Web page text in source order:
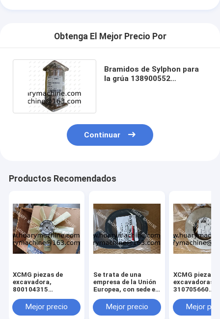
Obtenga El Mejor Precio Por
Bramidos de Sylphon para
la grúa 138900552
Continuar
Productos Recomendados
XCMG piezas de
excavadora,
800104315
xcmg xe 130 xe 150
Mejor precio
Se trata de una
empresa de la Unión
Europea, con sede en
Mejor precio
XCMG piezas
excavadoras,
310705660
3299000666
329900710
Mejor